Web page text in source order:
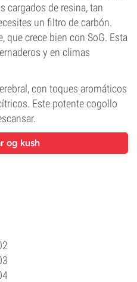
cargados de resina, tan
un filtro de carbón.
que crece bien con SoG. Esta
y en climas
con toques aromáticos
Este potente cogollo
og kush